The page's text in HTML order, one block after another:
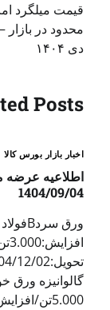
قیمت میلگرد
دی ۱۴۰۴
Posts
اخبار بازار بورس کالا
اطلاعیه عرضه
1404/09/04
گالوانیزه ورق
5.000تن/افزایش:5.000تن قیمت پایه:712.576ریال […]